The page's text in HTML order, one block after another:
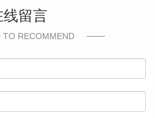
线留言
TO RECOMMEND